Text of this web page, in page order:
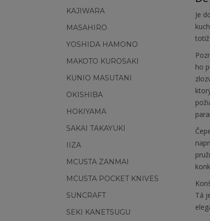
KAJIWARA
MASAHIRO
YOSHIDA HAMONO
MAKOTO KUROSAKI
KUNIO MASUTANI
OKISHIBA
HOKIYAMA
SAKAI TAKAYUKI
IIZA
MCUSTA ZANMAI
MCUSTA POCKET KNIVES
SUNCRAFT
SEKI KANETSUGU
Je
totiž
ho
Tá